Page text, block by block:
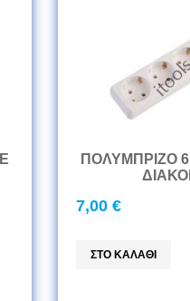
ΠΟΛΥΜΠΡΙΖΟ
7,00 €